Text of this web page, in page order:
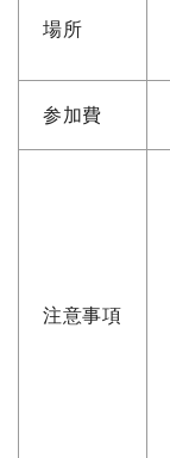
場所
参加費
注意事項